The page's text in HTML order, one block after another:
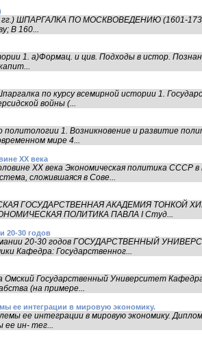
гг.) ШПАРГАЛКА ПО МОСКВОВЕДЕНИЮ (1601-
В 160...
1. а)Формац. и цив. Подходы в истор.
по курсу всемирной истории 1.
войны (...
1. Возникновение и развитие
мире 4...
ХХ века
ХХ века Экономическая политика СССР
сложившаяся в Сове...
ГОСУДАРСТВЕННАЯ АКАДЕМИЯ
ПОЛИТИКА ПАВЛА I Студ...
20-30 годов
20-30 годов ГОСУДАРСТВЕННЫЙ
Кафедра: Государственног...
Омский Государственный Университет
(на примере...
ее интеграции в мировую экономику.
ее интеграции в мировую экономику.
ее ин- тег...